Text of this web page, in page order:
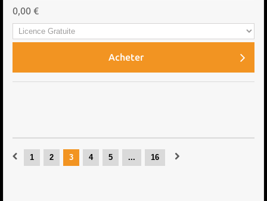
0,00 €
Acheter
1 2 3 4 5 ... 16